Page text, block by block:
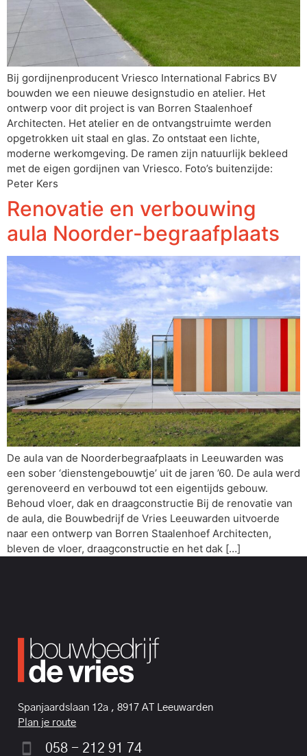
Bij gordijnenproducent Vriesco International Fabrics BV
bouwden we een nieuwe designstudio en atelier. Het
ontwerp voor dit project is van Borren Staalenhoef
Architecten. Het atelier en de ontvangstruimte werden
opgetrokken uit staal en glas. Zo ontstaat een lichte,
moderne werkomgeving. De ramen zijn natuurlijk bekleed
met de eigen gordijnen van Vriesco. Foto’s buitenzijde:
Peter Kers
Renovatie en verbouwing
aula Noorder-begraafplaats
De aula van de Noorderbegraafplaats in Leeuwarden was
een sober ‘dienstengebouwtje’ uit de jaren ’60. De aula werd
gerenoveerd en verbouwd tot een eigentijds gebouw.
Behoud vloer, dak en draagconstructie Bij de renovatie van
de aula, die Bouwbedrijf de Vries Leeuwarden uitvoerde
naar een ontwerp van Borren Staalenhoef Architecten,
bleven de vloer, draagconstructie en het dak […]
Spanjaardslaan 12a , 8917 AT Leeuwarden
Plan je route
058 - 212 91 74